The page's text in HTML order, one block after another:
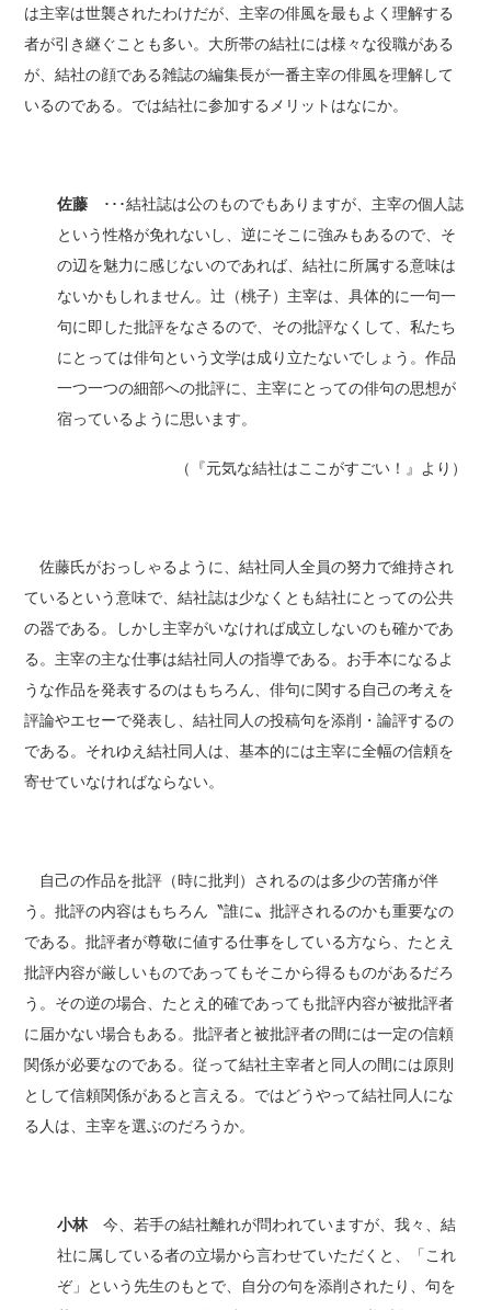
は主宰は世襲されたわけだが、主宰の俳風を最もよく理解する
者が引き継ぐことも多い。大所帯の結社には様々な役職がある
が、結社の顔である雑誌の編集長が一番主宰の俳風を理解して
いるのである。では結社に参加するメリットはなにか。
佐藤 ･･･結社誌は公のものでもありますが、主宰の個人誌
という性格が免れないし、逆にそこに強みもあるので、そ
の辺を魅力に感じないのであれば、結社に所属する意味は
ないかもしれません。辻（桃子）主宰は、具体的に一句一
句に即した批評をなさるので、その批評なくして、私たち
にとっては俳句という文学は成り立たないでしょう。作品
一つ一つの細部への批評に、主宰にとっての俳句の思想が
宿っているように思います。
（『元気な結社はここがすごい！』より）
佐藤氏がおっしゃるように、結社同人全員の努力で維持され
ているという意味で、結社誌は少なくとも結社にとっての公共
の器である。しかし主宰がいなければ成立しないのも確かであ
る。主宰の主な仕事は結社同人の指導である。お手本になるよ
うな作品を発表するのはもちろん、俳句に関する自己の考えを
評論やエセーで発表し、結社同人の投稿句を添削・論評するの
である。それゆえ結社同人は、基本的には主宰に全幅の信頼を
寄せていなければならない。
自己の作品を批評（時に批判）されるのは多少の苦痛が伴
う。批評の内容はもちろん〝誰に〟批評されるのかも重要なの
である。批評者が尊敬に値する仕事をしている方なら、たとえ
批評内容が厳しいものであってもそこから得るものがあるだろ
う。その逆の場合、たとえ的確であっても批評内容が被批評者
に届かない場合もある。批評者と被批評者の間には一定の信頼
関係が必要なのである。従って結社主宰者と同人の間には原則
として信頼関係があると言える。ではどうやって結社同人にな
る人は、主宰を選ぶのだろうか。
小林今、若手の結社離れが問われていますが、我々、結
社に属している者の立場から言わせていただくと、「これ
ぞ」という先生のもとで、自分の句を添削されたり、句を